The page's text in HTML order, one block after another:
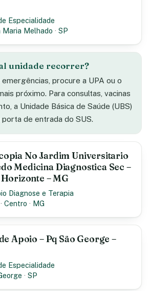
Especialidade
Maria Melhado ·SP
unidade recorrer?
procure a UPA ou o
próximo. Para consultas, vacinas
a Unidade Básica de Saúde (UBS)
de entrada do SUS.
No Jardim Universitario
Medicina Diagnostica Sec –
– MG
Diagnose e Terapia
·Centro · MG
Apoio – Pq São George –
Especialidade
·SP